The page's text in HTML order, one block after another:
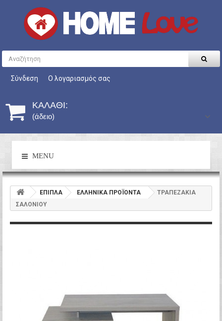
Σύνδεση Ο λογαριασμός σας
ΚΑΛΆΘΙ:
(άδειο)
MENU
ΕΠΙΠΛΑ ΕΛΛΗΝΙΚΑ ΠΡΟΪΟΝΤΑ
ΤΡΑΠΕΖΑΚΙΑ
ΣΑΛΟΝΙΟΥ